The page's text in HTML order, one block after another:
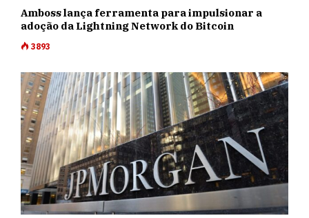
Amboss lança ferramenta para impulsionar a
adoção da Lightning Network do Bitcoin
3893